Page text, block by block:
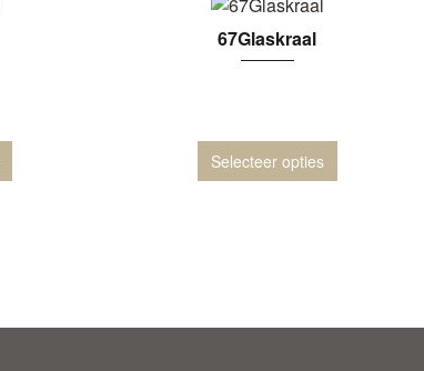
67Glaskraal
Selecteer opties